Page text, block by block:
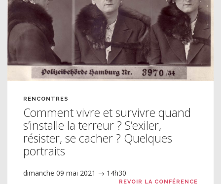
RENCONTRES
Comment vivre et survivre quand
s’installe la terreur ? S’exiler,
résister, se cacher ? Quelques
portraits
dimanche 09 mai 2021 → 14h30
REVOIR LA CONFÉRENCE